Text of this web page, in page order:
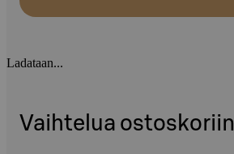
Ladataan...
Vaihtelua ostoskoriin